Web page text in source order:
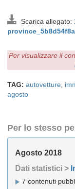
Scarica allegato:
Per visualizzare il
TAG: autovetture
agosto
Per lo stesso
Agosto 2018
Dati statistici >
7 contenuti